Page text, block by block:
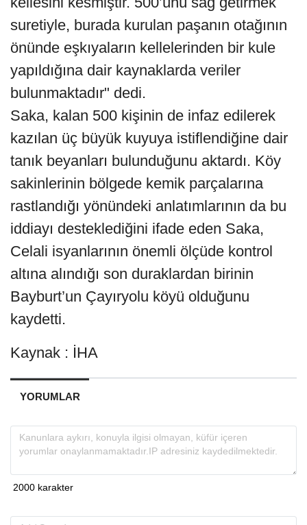
suretiyle, burada kurulan paşanın otağının
önünde eşkıyaların kellelerinden bir kule
yapıldığına dair kaynaklarda veriler
bulunmaktadır" dedi.
Saka, kalan 500 kişinin de infaz edilerek
kazılan üç büyük kuyuya istiflendiğine dair
tanık beyanları bulunduğunu aktardı. Köy
sakinlerinin bölgede kemik parçalarına
rastlandığı yönündeki anlatımlarının da bu
iddiayı desteklediğini ifade eden Saka,
Celali isyanlarının önemli ölçüde kontrol
altına alındığı son duraklardan birinin
Bayburt’un Çayıryolu köyü olduğunu
kaydetti.
Kaynak : İHA
YORUMLAR